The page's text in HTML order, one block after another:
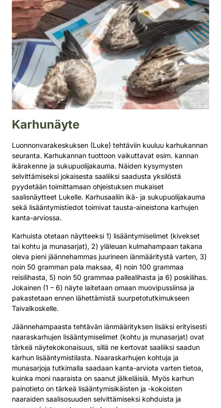
Karhunäyte
Luonnonvarakeskuksen (Luke) tehtäviin kuuluu karhukannan
seuranta. Karhukannan tuottoon vaikuttavat esim. kannan
ikärakenne ja sukupuolijakauma. Näiden kysymysten
selvittämiseksi jokaisesta saaliiksi saadusta yksilöstä
pyydetään toimittamaan ohjeistuksen mukaiset
saalisnäytteet Lukelle. Karhusaaliin ikä- ja sukupuolijakauma
sekä lisääntymistiedot toimivat tausta-aineistona karhujen
kanta-arviossa.
Karhuista otetaan näytteeksi 1) lisääntymiselimet (kivekset
tai kohtu ja munasarjat), 2) yläleuan kulmahampaan takana
oleva pieni jäännehammas juurineen iänmääritystä varten, 3)
noin 50 gramman pala maksaa, 4) noin 100 grammaa
reisilihasta, 5) noin 50 grammaa pallealihasta ja 6) poskilihas.
Jokainen (1 – 6) näyte laitetaan omaan muovipussiinsa ja
pakastetaan ennen lähettämistä suurpetotutkimukseen
Taivalkoskelle.
Jäännehampaasta tehtävän iänmäärityksen lisäksi erityisesti
naaraskarhujen lisääntymiselimet (kohtu ja munasarjat) ovat
tärkeä näytekokonaisuus, sillä ne kertovat saaliiksi saadun
karhun lisääntymistilasta. Naaraskarhujen kohtuja ja
munasarjoja tutkimalla saadaan kanta-arviota varten tietoa,
kuinka moni naaraista on saanut jälkeläisiä. Myös karhun
painotieto on tärkeä lisääntymisikäisten ja -kokoisten
naaraiden saalisosuuden selvittämiseksi kohduista ja